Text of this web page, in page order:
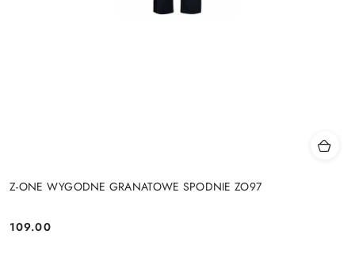
Z-ONE WYGODNE GRANATOWE SPODNIE ZO97
Cena:
109.00